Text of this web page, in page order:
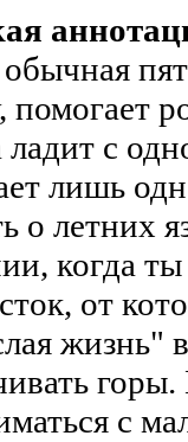
помогает
ладит с
лишь
о летних
когда
от
жизнь"
с